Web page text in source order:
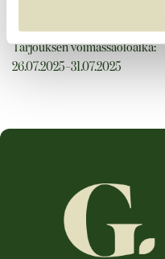
Tarjouksen voimassaoloaika:
26.07.2025–31.07.2025